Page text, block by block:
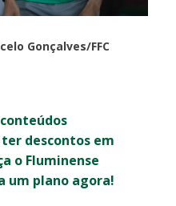
Gonçalves/FFC
descontos em
o Fluminense
um plano agora!